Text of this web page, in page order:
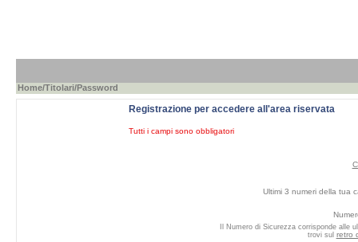
Home/Titolari/Password
Registrazione per accedere all'area riservata
Tutti i campi sono obbligatori
Ultimi 3 numeri della tua
Il Numero di Sicurezza corrisponde alle
trovi sul retro